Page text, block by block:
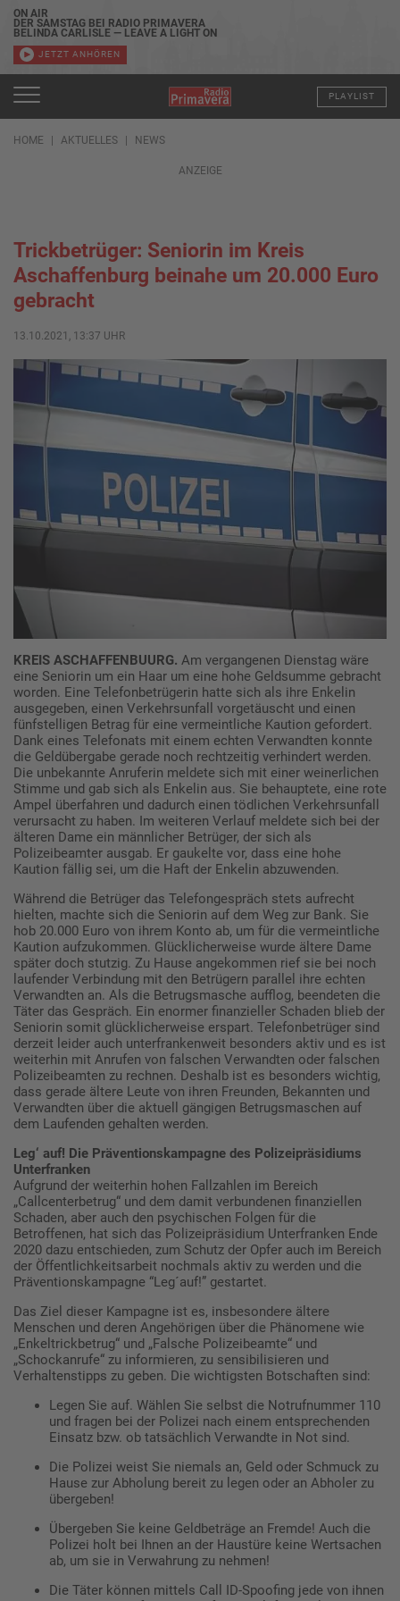
ON AIR
DER SAMSTAG BEI RADIO PRIMAVERA
BELINDA CARLISLE — LEAVE A LIGHT ON
JETZT ANHÖREN
PLAYLIST
HOME AKTUELLES NEWS
ANZEIGE
Trickbetrüger: Seniorin im Kreis
Aschaffenburg beinahe um 20.000 Euro
gebracht
13.10.2021, 13:37 UHR
KREIS ASCHAFFENBUURG. Am vergangenen Dienstag wäre
eine Seniorin um ein Haar um eine hohe Geldsumme gebracht
worden. Eine Telefonbetrügerin hatte sich als ihre Enkelin
ausgegeben, einen Verkehrsunfall vorgetäuscht und einen
fünfstelligen Betrag für eine vermeintliche Kaution gefordert.
Dank eines Telefonats mit einem echten Verwandten konnte
die Geldübergabe gerade noch rechtzeitig verhindert werden.
Die unbekannte Anruferin meldete sich mit einer weinerlichen
Stimme und gab sich als Enkelin aus. Sie behauptete, eine rote
Ampel überfahren und dadurch einen tödlichen Verkehrsunfall
verursacht zu haben. Im weiteren Verlauf meldete sich bei der
älteren Dame ein männlicher Betrüger, der sich als
Polizeibeamter ausgab. Er gaukelte vor, dass eine hohe
Kaution fällig sei, um die Haft der Enkelin abzuwenden.
Während die Betrüger das Telefongespräch stets aufrecht
hielten, machte sich die Seniorin auf dem Weg zur Bank. Sie
hob 20.000 Euro von ihrem Konto ab, um für die vermeintliche
Kaution aufzukommen. Glücklicherweise wurde ältere Dame
später doch stutzig. Zu Hause angekommen rief sie bei noch
laufender Verbindung mit den Betrügern parallel ihre echten
Verwandten an. Als die Betrugsmasche aufflog, beendeten die
Täter das Gespräch. Ein enormer finanzieller Schaden blieb der
Seniorin somit glücklicherweise erspart. Telefonbetrüger sind
derzeit leider auch unterfrankenweit besonders aktiv und es ist
weiterhin mit Anrufen von falschen Verwandten oder falschen
Polizeibeamten zu rechnen. Deshalb ist es besonders wichtig,
dass gerade ältere Leute von ihren Freunden, Bekannten und
Verwandten über die aktuell gängigen Betrugsmaschen auf
dem Laufenden gehalten werden.
Leg‘ auf! Die Präventionskampagne des Polizeipräsidiums
Unterfranken
Aufgrund der weiterhin hohen Fallzahlen im Bereich
„Callcenterbetrug“ und dem damit verbundenen finanziellen
Schaden, aber auch den psychischen Folgen für die
Betroffenen, hat sich das Polizeipräsidium Unterfranken Ende
2020 dazu entschieden, zum Schutz der Opfer auch im Bereich
der Öffentlichkeitsarbeit nochmals aktiv zu werden und die
Präventionskampagne “Leg´auf!” gestartet.
Das Ziel dieser Kampagne ist es, insbesondere ältere
Menschen und deren Angehörigen über die Phänomene wie
„Enkeltrickbetrug“ und „Falsche Polizeibeamte“ und
„Schockanrufe“ zu informieren, zu sensibilisieren und
Verhaltenstipps zu geben. Die wichtigsten Botschaften sind:
Legen Sie auf. Wählen Sie selbst die Notrufnummer 110
und fragen bei der Polizei nach einem entsprechenden
Einsatz bzw. ob tatsächlich Verwandte in Not sind.
Die Polizei weist Sie niemals an, Geld oder Schmuck zu
Hause zur Abholung bereit zu legen oder an Abholer zu
übergeben!
Übergeben Sie keine Geldbeträge an Fremde! Auch die
Polizei holt bei Ihnen an der Haustüre keine Wertsachen
ab, um sie in Verwahrung zu nehmen!
Die Täter können mittels Call ID-Spoofing jede von ihnen